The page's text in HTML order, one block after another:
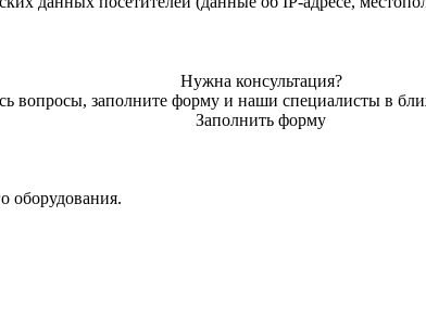
обмотки (мин.)
Нужна консультация?
вопросы, заполните форму и наши специалисты в
Заполнить форму
оборудования.